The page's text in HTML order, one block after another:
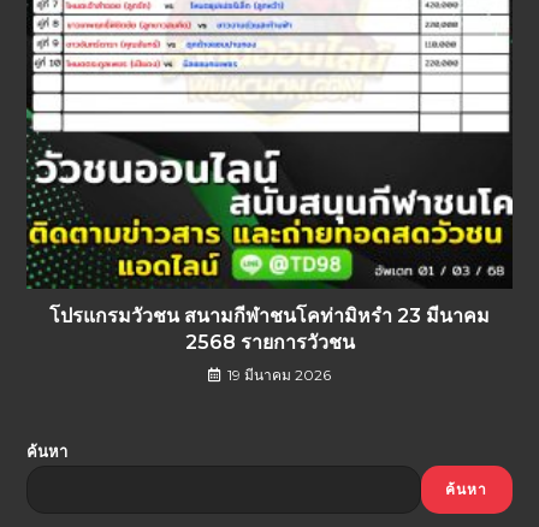
โปรแกรมวัวชน สนามกีฬาชนโคท่ามิหรำ 23 มีนาคม
2568 รายการวัวชน
19 มีนาคม 2026
ค้นหา
ค้นหา